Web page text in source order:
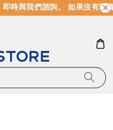
與我們諮詢。 如果沒有現